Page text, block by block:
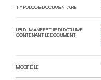
TYPOLOGIE DOCUMENTAIRE
URI DU MANIFEST IIIF DU VOLUME
CONTENANT LE DOCUMENT
MODIFIÉ LE